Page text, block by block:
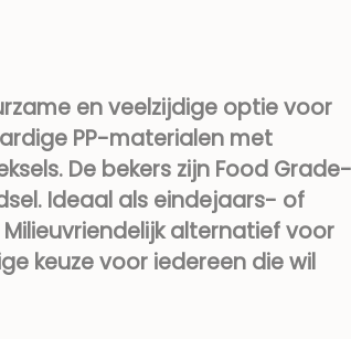
en veelzijdige optie voor
PP-materialen met
De bekers zijn Food Grade-
Ideaal als eindejaars- of
alternatief voor
keuze voor iedereen die wil